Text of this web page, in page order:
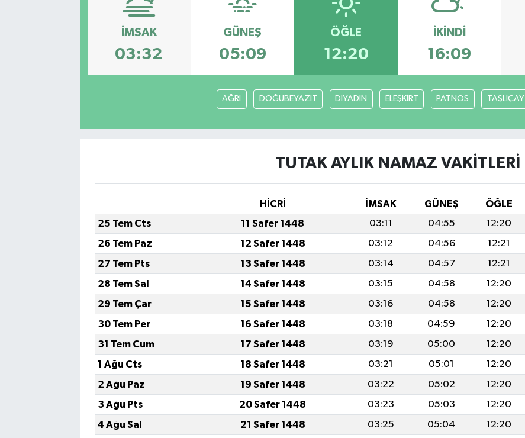
İMSAK
03:32
GÜNEŞ
05:09
ÖĞLE
12:20
İKINDI
16:09
AĞRI DOĞUBEYAZIT DİYADİN ELEŞKİRT PATNOS TAŞLIÇAY
TUTAK AYLIK NAMAZ VAKITLERI
HİCRİ İMSAK GÜNEŞ ÖĞLE
25 Tem Cts
11 Safer 1448 03:11 04:55 12:20
26 Tem Paz
12 Safer 1448 03:12 04:56 12:21
27 Tem Pts
13 Safer 1448 03:14 04:57 12:21
28 Tem Sal
14 Safer 1448 03:15 04:58 12:20
29 Tem Çar
15 Safer 1448 03:16 04:58 12:20
30 Tem Per
16 Safer 1448 03:18 04:59 12:20
31 Tem Cum
17 Safer 1448 03:19 05:00 12:20
1 Ağu Cts
18 Safer 1448 03:21 05:01 12:20
2 Ağu Paz
19 Safer 1448 03:22 05:02 12:20
3 Ağu Pts
20 Safer 1448 03:23 05:03 12:20
4 Ağu Sal
21 Safer 1448 03:25 05:04 12:20